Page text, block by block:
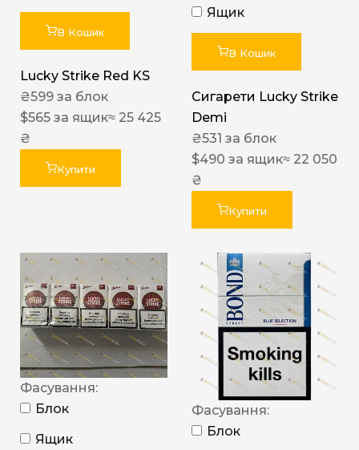
В Кошик
Lucky Strike Red KS
₴599 за блок
$565 за ящик≈ 25 425
₴
Купити
Ящик
В Кошик
Сигарети Lucky Strike
Demi
₴531 за блок
$490 за ящик≈ 22 050
₴
Купити
Фасування:
Блок
Ящик
Фасування:
Блок